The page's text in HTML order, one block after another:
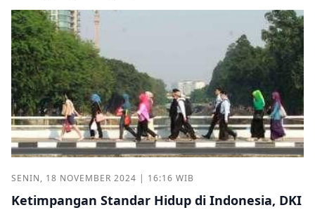
SENIN, 18 NOVEMBER 2024 | 16:16 WIB
Ketimpangan Standar Hidup di Indonesia, DKI